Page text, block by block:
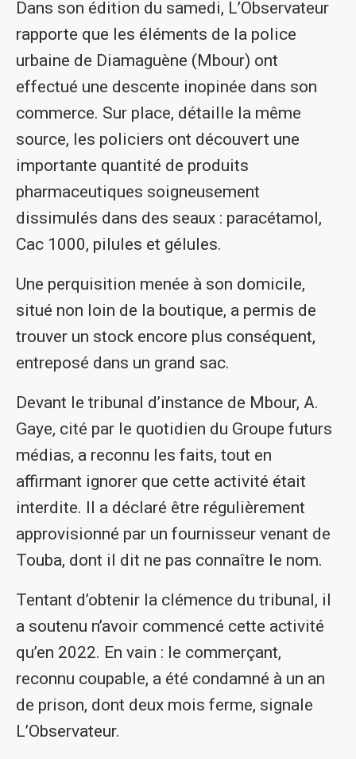
Dans son édition du samedi, L’Observateur
rapporte que les éléments de la police
urbaine de Diamaguène (Mbour) ont
effectué une descente inopinée dans son
commerce. Sur place, détaille la même
source, les policiers ont découvert une
importante quantité de produits
pharmaceutiques soigneusement
dissimulés dans des seaux : paracétamol,
Cac 1000, pilules et gélules.
Une perquisition menée à son domicile,
situé non loin de la boutique, a permis de
trouver un stock encore plus conséquent,
entreposé dans un grand sac.
Devant le tribunal d’instance de Mbour, A.
Gaye, cité par le quotidien du Groupe futurs
médias, a reconnu les faits, tout en
affirmant ignorer que cette activité était
interdite. Il a déclaré être régulièrement
approvisionné par un fournisseur venant de
Touba, dont il dit ne pas connaître le nom.
Tentant d’obtenir la clémence du tribunal, il
a soutenu n’avoir commencé cette activité
qu’en 2022. En vain : le commerçant,
reconnu coupable, a été condamné à un an
de prison, dont deux mois ferme, signale
L’Observateur.